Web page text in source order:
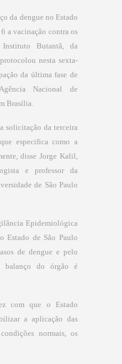
da dengue no Estado
a vacinação contra os
Butantã, da
nesta sexta­
da última fase de
Nacional de
Brasília.
solicitação da terceira
especifica como a
disse Jorge Kalil,
e professor da
de São Paulo
Epidemiológica
Estado de São Paulo
de dengue e pelo
balanço do órgão é
com que o Estado
a aplicação das
normais, os